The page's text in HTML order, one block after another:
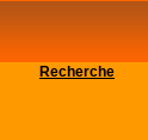
Recherche